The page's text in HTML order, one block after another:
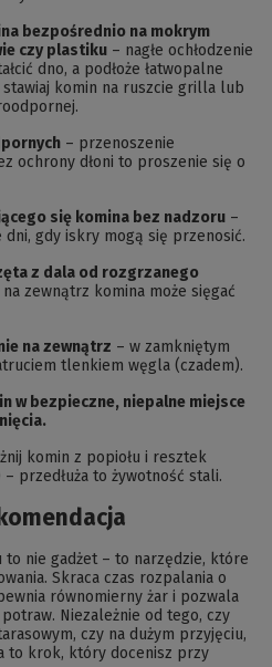
bezpośrednio na mokrym
czy plastiku – nagłe ochłodzenie
dno, a podłoże łatwopalne
komin na ruszcie grilla lub
– przenoszenie
ochrony dłoni to proszenie się o
się komina bez nadzoru –
gdy iskry mogą się przenosić.
z dala od rozgrzanego
zewnątrz komina może sięgać
na zewnątrz – w zamkniętym
tlenkiem węgla (czadem).
w bezpieczne, niepalne miejsce
komin z popiołu i resztek
przedłuża to żywotność stali.
nie gadżet – to narzędzie, które
Skraca czas rozpalania o
równomierny żar i pozwala
Niezależnie od tego, czy
czy na dużym przyjęciu,
to krok, który docenisz przy